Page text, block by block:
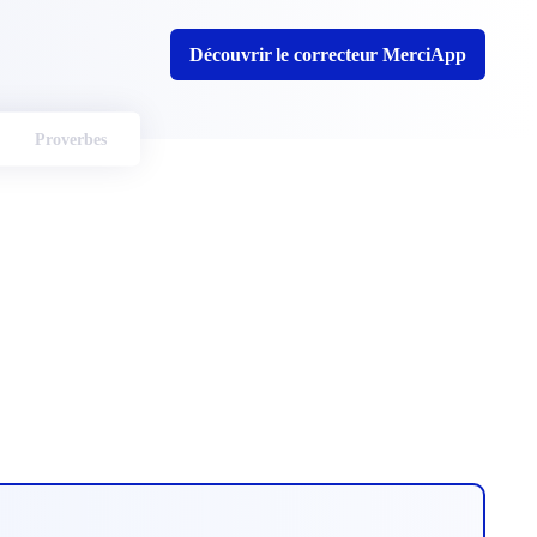
Découvrir le correcteur MerciApp
Proverbes